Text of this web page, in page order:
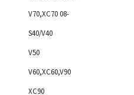
V70,XC70 08-
S40/V40
V50
V60,XC60,V90
XC90